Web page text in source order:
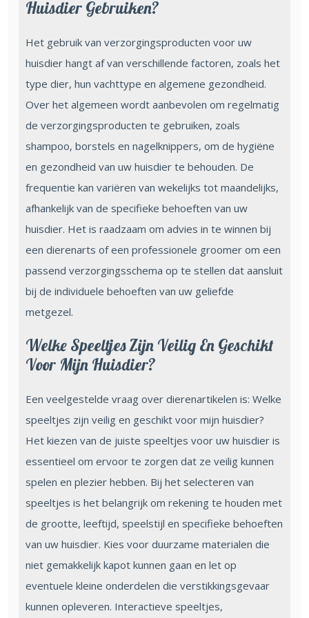
Huisdier Gebruiken?
Het gebruik van verzorgingsproducten voor uw
huisdier hangt af van verschillende factoren, zoals het
type dier, hun vachttype en algemene gezondheid.
Over het algemeen wordt aanbevolen om regelmatig
de verzorgingsproducten te gebruiken, zoals
shampoo, borstels en nagelknippers, om de hygiëne
en gezondheid van uw huisdier te behouden. De
frequentie kan variëren van wekelijks tot maandelijks,
afhankelijk van de specifieke behoeften van uw
huisdier. Het is raadzaam om advies in te winnen bij
een dierenarts of een professionele groomer om een
passend verzorgingsschema op te stellen dat aansluit
bij de individuele behoeften van uw geliefde
metgezel.
Welke Speeltjes Zijn Veilig En Geschikt
Voor Mijn Huisdier?
Een veelgestelde vraag over dierenartikelen is: Welke
speeltjes zijn veilig en geschikt voor mijn huisdier?
Het kiezen van de juiste speeltjes voor uw huisdier is
essentieel om ervoor te zorgen dat ze veilig kunnen
spelen en plezier hebben. Bij het selecteren van
speeltjes is het belangrijk om rekening te houden met
de grootte, leeftijd, speelstijl en specifieke behoeften
van uw huisdier. Kies voor duurzame materialen die
niet gemakkelijk kapot kunnen gaan en let op
eventuele kleine onderdelen die verstikkingsgevaar
kunnen opleveren. Interactieve speeltjes,